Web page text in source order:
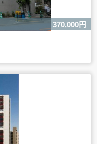
370,000円